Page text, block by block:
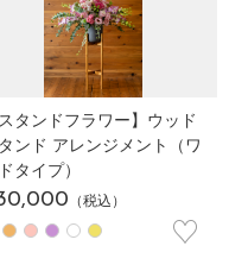
スタンドフラワー】ウッド
ンド アレンジメント（ワ
タイプ）
（税込）
♡